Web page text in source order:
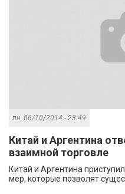
пн, 06/10/2014 - 23:49
Китай и Аргентина
взаимной торговле
Китай и Аргентина
мер, которые позволят